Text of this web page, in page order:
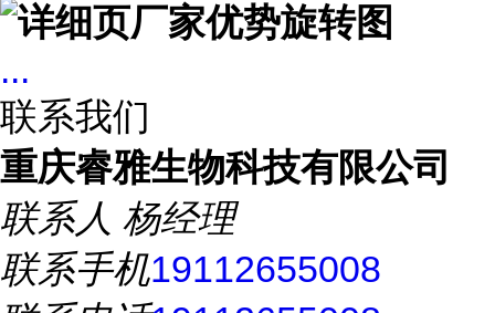
...
联系我们
重庆睿雅生物科技有限公司
联系人 杨经理
联系手机19112655008